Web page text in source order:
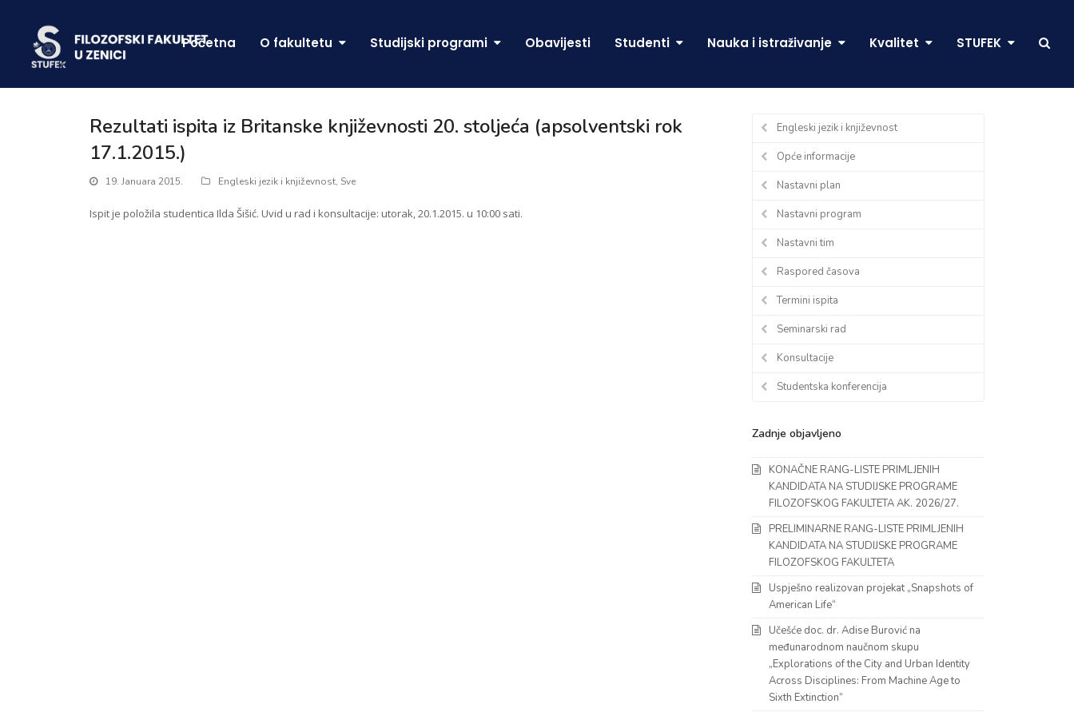
Početna O fakultetu Studijski programi Obavijesti Studenti Nauka i istraživanje Kvalitet STUFEK
Rezultati ispita iz Britanske književnosti 20. stoljeća (apsolventski rok
17.1.2015.)
19. Januara 2015. Engleski jezik i književnost, Sve
Ispit je položila studentica Ilda Šišić. Uvid u rad i konsultacije: utorak, 20.1.2015. u 10:00 sati.
Engleski jezik i književnost
Opće informacije
Nastavni plan
Nastavni program
Nastavni tim
Raspored časova
Termini ispita
Seminarski rad
Konsultacije
Studentska konferencija
Zadnje objavljeno
KONAČNE RANG-LISTE PRIMLJENIH
KANDIDATA NA STUDIJSKE PROGRAME
FILOZOFSKOG FAKULTETA AK. 2026/27.
PRELIMINARNE RANG-LISTE PRIMLJENIH
KANDIDATA NA STUDIJSKE PROGRAME
FILOZOFSKOG FAKULTETA
Uspješno realizovan projekat „Snapshots of
American Life“
Učešće doc. dr. Adise Burović na
međunarodnom naučnom skupu
„Explorations of the City and Urban Identity
Across Disciplines: From Machine Age to
Sixth Extinction“